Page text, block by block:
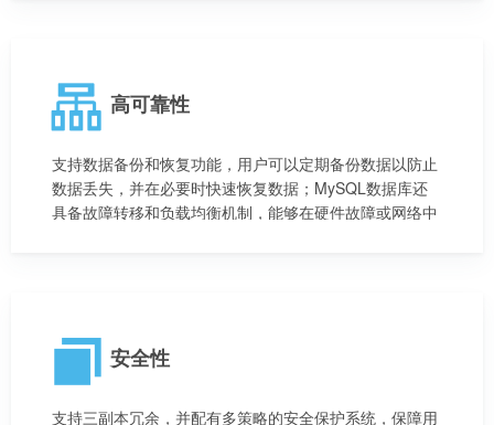
高可靠性
支持数据备份和恢复功能，用户可以定期备份数据以防止
数据丢失，并在必要时快速恢复数据；MySQL数据库还
具备故障转移和负载均衡机制，能够在硬件故障或网络中
安全性
支持三副本冗余，并配有多策略的安全保护系统，保障用